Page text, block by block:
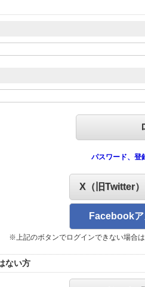
パスワード、登
X（旧Twitter
Facebook
※上記のボタンでログインできない場合
ない方